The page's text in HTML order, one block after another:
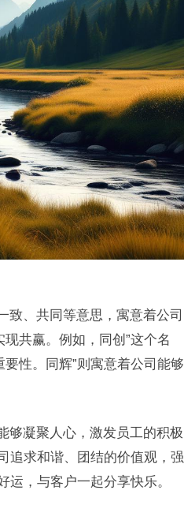
致、共同等意思，寓意着公司
共赢。例如，同创”这个名
性。同辉”则寓意着公司能够
够凝聚人心，激发员工的积极
追求和谐、团结的价值观，强
，与客户一起分享快乐。